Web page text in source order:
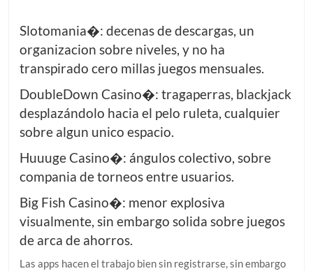
Slotomania�: decenas de descargas, un
organizacion sobre niveles, y no ha
transpirado cero millas juegos mensuales.
DoubleDown Casino�: tragaperras, blackjack
desplazándolo hacia el pelo ruleta, cualquier
sobre algun unico espacio.
Huuuge Casino�: ángulos colectivo, sobre
compania de torneos entre usuarios.
Big Fish Casino�: menor explosiva
visualmente, sin embargo solida sobre juegos
de arca de ahorros.
Las apps hacen el trabajo bien sin registrarse, sin embargo